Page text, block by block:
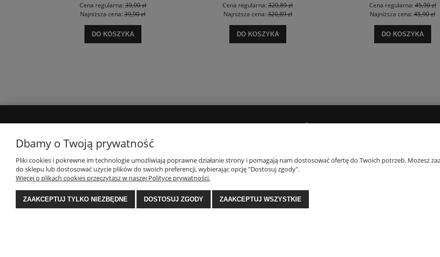
Cena regularna:39,90 zł
Najniższa cena: 39,90 zł
DO KOSZYKA
Cena regularna: 320,89 zł
Najniższa cena:320,89 zł
DO KOSZYKA
Cena regularna:45,90 zł
Najniższa cena: 45,90 zł
DO KOSZYKA
Twoje zamówienia
Ustawienia konta
Polityka prywatności
Regulamin
Zwroty i reklamacje
Dostawy i płatności
Czas realizacji zamówienia
Kontakt i dane
Dbamy o Twoją prywatność
Pliki cookies i pokrewne im technologie umożliwiają poprawne działanie strony i pomagają nam dostosować ofertę do Twoich potrzeb. Możesz
do sklepu lub dostosować użycie plików do swoich preferencji, wybierając opcję "Dostosuj zgody".
Więcej o plikach cookies przeczytasz w naszej Polityce prywatności.
ZAAKCEPTUJ TYLKO NIEZBĘDNE DOSTOSUJ ZGODY ZAAKCEPTUJ WSZYSTKIE